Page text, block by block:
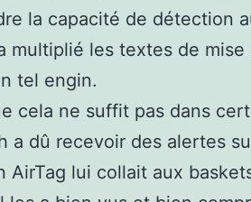
la capacité de détection
multiplié les textes de mise
tel engin.
cela ne suffit pas dans
a dû recevoir des alertes
AirTag lui collait aux